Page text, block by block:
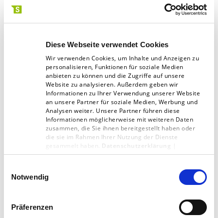
Diese Webseite verwendet Cookies
Wir verwenden Cookies, um Inhalte und Anzeigen zu
personalisieren, Funktionen für soziale Medien
anbieten zu können und die Zugriffe auf unsere
Website zu analysieren. Außerdem geben wir
Informationen zu Ihrer Verwendung unserer Website
an unsere Partner für soziale Medien, Werbung und
Analysen weiter. Unsere Partner führen diese
Informationen möglicherweise mit weiteren Daten
zusammen, die Sie ihnen bereitgestellt haben oder
die sie im Rahmen Ihrer Nutzung der Dienste
gesammelt haben. Datenschutzerklärung
Impressum
Notwendig
Präferenzen
Weitergehende Maßnahmen
zur Verbesserung des
barrierefreien Zugangs zu
unserer Website
Wir bemühen uns stets um die Verbesserung der
barrierefreien Zugangsmöglichkeiten zu unserer
Website. Derzeit tun wir hierzu Folgendes:
Angeboten für jede:n zu ermöglichen. Aus diesem
gestalterischer Sicht größter Wert auf einen